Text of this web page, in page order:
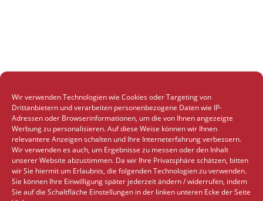
Wir verwenden Technologien wie Cookies oder Targeting von
Drittanbietern und verarbeiten personenbezogene Daten wie IP-
Adressen oder Browserinformationen, um die von Ihnen angezeigte
Werbung zu personalisieren. Auf diese Weise können wir Ihnen
relevantere Anzeigen schalten und Ihre Interneterfahrung verbessern.
Wir verwenden es auch, um Ergebnisse zu messen oder den Inhalt
unserer Website abzustimmen. Da wir Ihre Privatsphäre schätzen, bitten
wir Sie hiermit um Erlaubnis, die folgenden Technologien zu verwenden.
Sie können Ihre Einwilligung später jederzeit ändern / widerrufen, indem
Sie auf die Schaltfläche Einstellungen in der linken unteren Ecke der Seite